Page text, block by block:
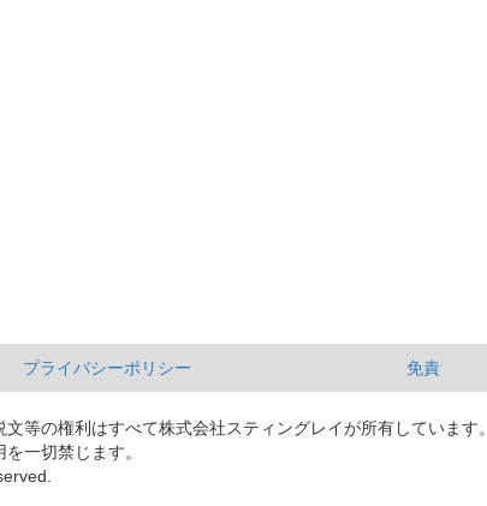
プライバシーポリシー 免責
等の権利はすべて株式会社スティングレイが所有しています。
一切禁じます。